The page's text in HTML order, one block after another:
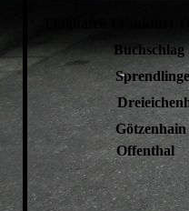
Flughafen Frankfurt